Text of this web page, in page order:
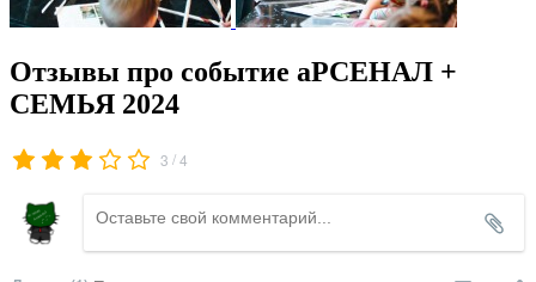
Отзывы про событие аРСЕНАЛ +
СЕМЬЯ 2024
3 /4